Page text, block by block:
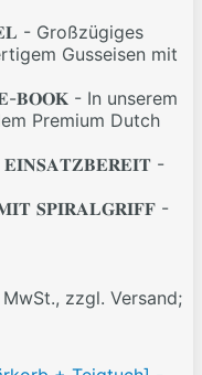
- Großzügiges
Gusseisen mit
𝐁𝐎𝐎𝐊 - In unserem
Premium Dutch
-
𝐒𝐏𝐈𝐑𝐀𝐋𝐆𝐑𝐈𝐅𝐅 -
zzgl. Versand;